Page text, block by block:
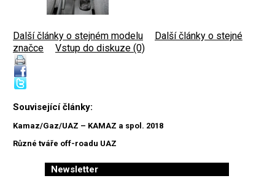
Další články o stejném modelu
Další články o stejné
značce
Vstup do diskuze (0)
Související články:
Kamaz/Gaz/UAZ – KAMAZ a spol. 2018
Různé tváře off-roadu UAZ
Newsletter